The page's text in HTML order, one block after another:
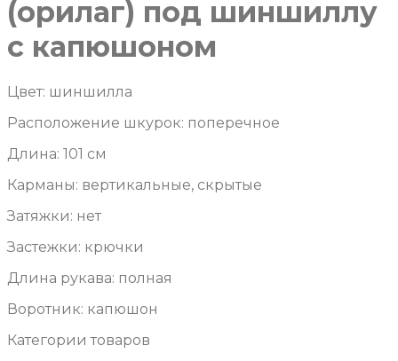
(орилаг) под шиншиллу
с капюшоном
Цвет: шиншилла
Расположение шкурок: поперечное
Длина: 101 см
Карманы: вертикальные, скрытые
Затяжки: нет
Застежки: крючки
Длина рукава: полная
Воротник: капюшон
Категории товаров